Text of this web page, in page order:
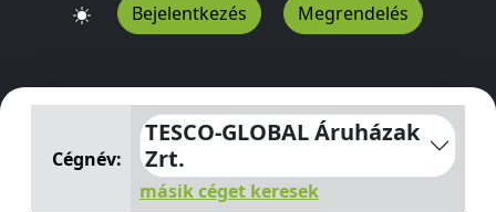
Bejelentkezés Megrendelés
TESCO-GLOBAL Áruházak Zrt.Kinizsi utca 1-3.Budaörs
Cégnév:
TESCO-GLOBAL Áruházak
Zrt.
másik céget keresek